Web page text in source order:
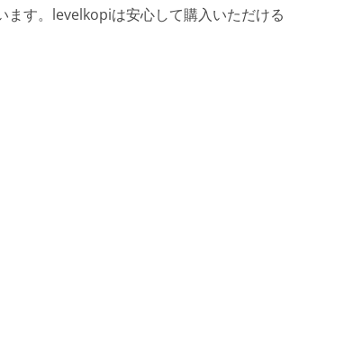
ます。levelkopiは安心して購入いただける